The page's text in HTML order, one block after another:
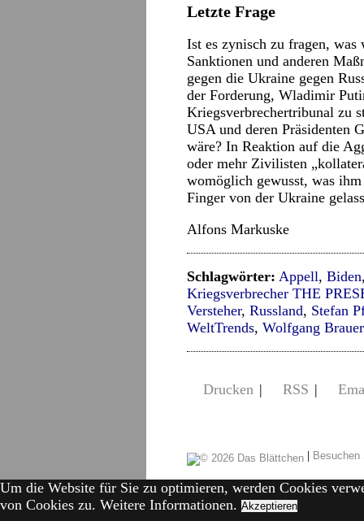
Letzte Frage
Ist es zynisch zu fragen, was
Sanktionen und anderen
gegen die Ukraine gegen
der Forderung, Wladimir
Kriegsverbrechertribunal zu
USA und deren Präsidenten
wäre? In Reaktion auf die
oder mehr Zivilisten
womöglich gewusst, was
Finger von der Ukraine
Alfons Markuske
Schlagwörter: Appell, Biden
Kriegsverbrecher THE
Versteher, Russland, Stefan
WeltTrends, Wolfgang Brauer
Drucken | RSS |
|
Um die Website für Sie zu optimieren, werden Cookies
von Cookies zu. Weitere Informationen. Akzeptieren